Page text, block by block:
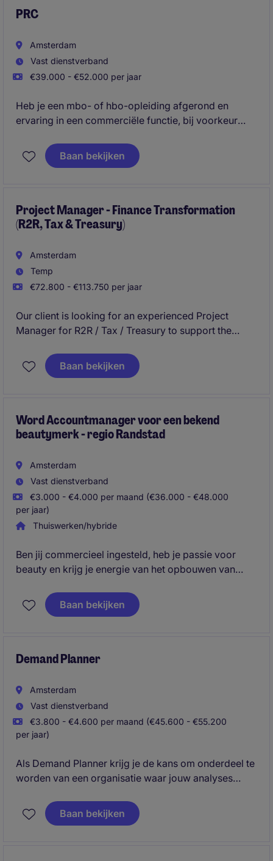
PRC
Amsterdam
Vast dienstverband
€39.000 - €52.000 per jaar
Heb je een mbo- of hbo-opleiding afgerond en
ervaring in een commerciële functie, bij voorkeur
iets voor jou! In jouw eigen regio ben je
verantwoordelijk voor het onderhouden en
zelfstandig, krijgt veel verantwoordelijkheid en
vertegenwoordigt een sterk portfolio van
Baan bekijken
Project Manager - Finance Transformation
(R2R, Tax & Treasury)
Amsterdam
Temp
€72.800 - €113.750 per jaar
Our client is looking for an experienced Project
Manager for R2R / Tax / Treasury to support the
of the workstream, ensuring scope, timeline, cost,
and quality objectives are achieved across build,
finance transformations and the ability to coordinate
diverse stakeholders to deliver high-quality
Baan bekijken
Word Accountmanager voor een bekend
beautymerk - regio Randstad
Amsterdam
Vast dienstverband
€3.000 - €4.000 per maand (€36.000 - €48.000
per jaar)
Thuiswerken/hybride
Ben jij commercieel ingesteld, heb je passie voor
beauty en krijg je energie van het opbouwen van
ben je verantwoordelijk voor de groei van een sterk
internationaal A-merk binnen de professionele
kansen en zorgt ervoor dat klanten het maximale uit
Baan bekijken
Demand Planner
Amsterdam
Vast dienstverband
€3.800 - €4.600 per maand (€45.600 - €55.200
per jaar)
Als Demand Planner krijg je de kans om onderdeel te
worden van een organisatie waar jouw analyses
zorgt ervoor dat vraag en aanbod optimaal op elkaar
aansluiten en draagt bij aan een efficiënte supply
Baan bekijken